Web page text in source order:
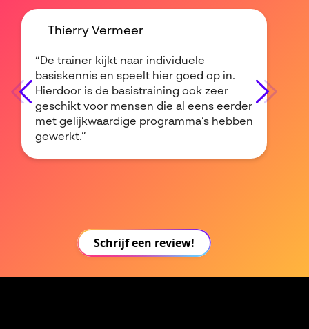
Thierry Vermeer
“De trainer kijkt naar individuele
basiskennis en speelt hier goed op in.
Hierdoor is de basistraining ook zeer
geschikt voor mensen die al eens eerder
met gelijkwaardige programma’s hebben
gewerkt.”
Schrijf een review!